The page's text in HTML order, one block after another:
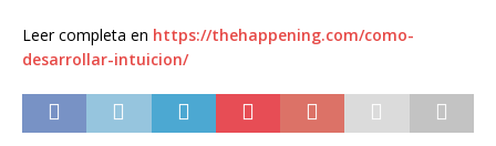
Leer completa en https://thehappening.com/como-
desarrollar-intuicion/